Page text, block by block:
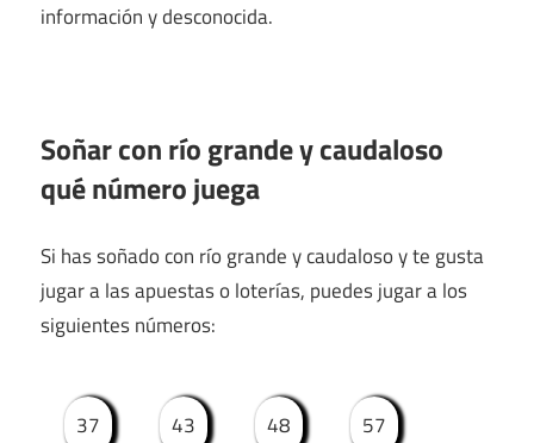
información y desconocida.
Soñar con río grande y caudaloso
qué número juega
Si has soñado con río grande y caudaloso y te gusta
jugar a las apuestas o loterías, puedes jugar a los
siguientes números:
37 43 48 57